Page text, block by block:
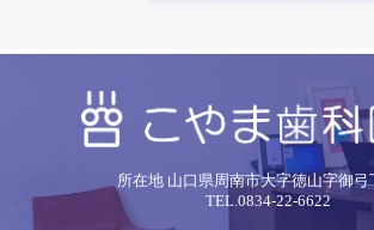
所在地 山口県周南市大字徳山字御弓
TEL.0834-22-6622